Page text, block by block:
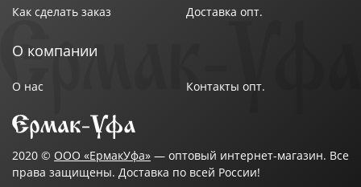
Как сделать заказ Доставка опт.
О компании
О нас Контакты опт.
2020 © ООО «ЕрмакУфа» — оптовый интернет-магазин. Все
права защищены. Доставка по всей России!